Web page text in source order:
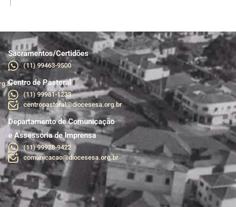
Sacramentos/Certidões
(11) 99463-9500
Centro de Pastoral
(11) 99981-1233
centropastoral@diocesesa.org.br
Departamento de Comunicação
e Assessoria de Imprensa
(11) 99928-9422
comunicacao@diocesesa.org.br